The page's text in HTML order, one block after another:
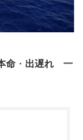
命 ・ 出遅れ
一